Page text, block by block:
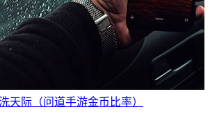
天际（问道手游金币比率）